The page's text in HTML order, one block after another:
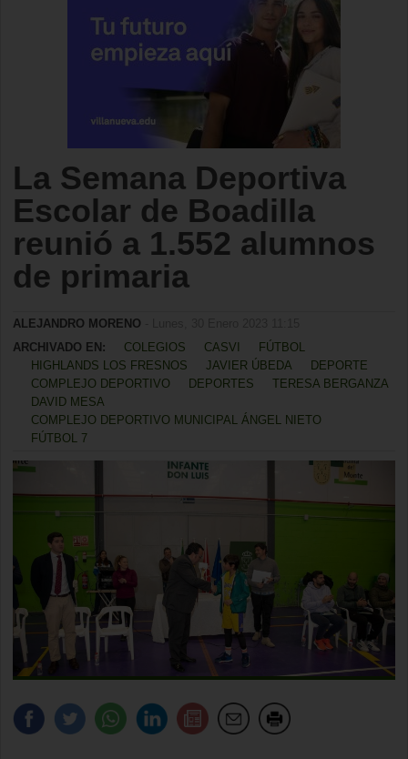
La Semana Deportiva
Escolar de Boadilla
reunió a 1.552 alumnos
de primaria
ALEJANDRO MORENO
ARCHIVADO EN:
COLEGIOS CASVI
FÚTBOL
HIGHLANDS LOS FRESNOS
JAVIER ÚBEDA
DEPORTE
COMPLEJO DEPORTIVO
DEPORTES
TERESA BERGANZA
DAVID MESA
COMPLEJO DEPORTIVO MUNICIPAL ÁNGEL NIETO
FÚTBOL 7